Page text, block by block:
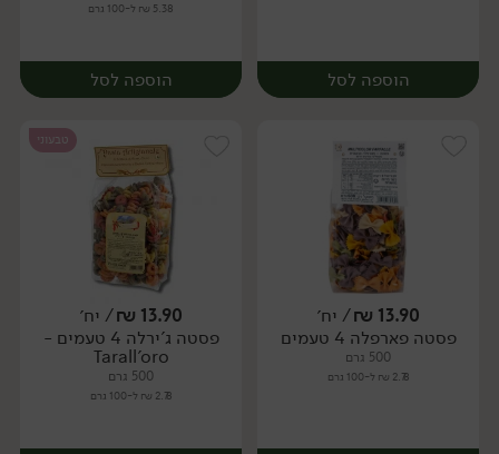
הוספה לסל
יח׳
5.38 ₪ ל-100 גרם
הוספה לסל
יח׳
13.90
₪/ יח׳
פסטה פארפלה 4 טעמים
500 גרם
2.78 ₪ ל-100 גרם
טבעוני
13.90
₪/ יח׳
פסטה ג'ירלה 4 טעמים -
Tarall'oro
500 גרם
2.78 ₪ ל-100 גרם